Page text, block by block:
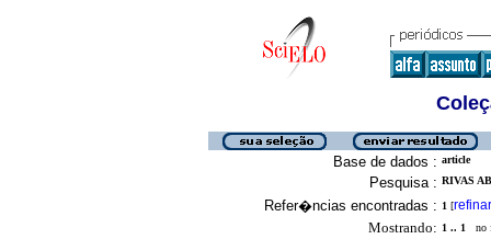
Base de dados : article
Pesquisa : RIVAS
Refer�ncias encontradas : 1 [refinar
Mostrando: 1 .. 1 no